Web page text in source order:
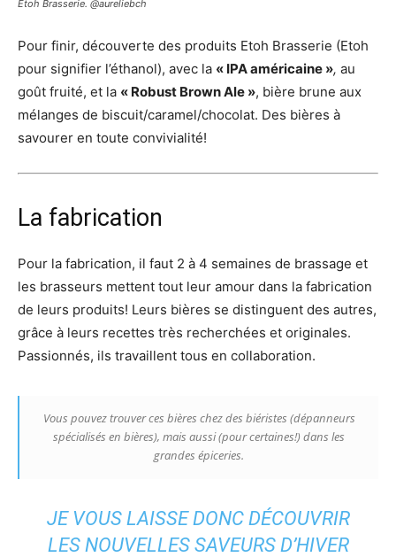
Etoh Brasserie. @aureliebch
Pour finir, découverte des produits Etoh Brasserie (Etoh
pour signifier l’éthanol), avec la « IPA américaine », au
goût fruité, et la « Robust Brown Ale », bière brune aux
mélanges de biscuit/caramel/chocolat. Des bières à
savourer en toute convivialité!
La fabrication
Pour la fabrication, il faut 2 à 4 semaines de brassage et
les brasseurs mettent tout leur amour dans la fabrication
de leurs produits! Leurs bières se distinguent des autres,
grâce à leurs recettes très recherchées et originales.
Passionnés, ils travaillent tous en collaboration.
Vous pouvez trouver ces bières chez des biéristes (dépanneurs
spécialisés en bières), mais aussi (pour certaines!) dans les
grandes épiceries.
JE VOUS LAISSE DONC DÉCOUVRIR
LES NOUVELLES SAVEURS D’HIVER